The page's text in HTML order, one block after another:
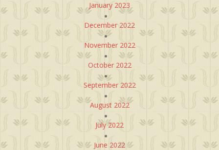
January 2023
December 2022
November 2022
October 2022
September 2022
August 2022
July 2022
June 2022